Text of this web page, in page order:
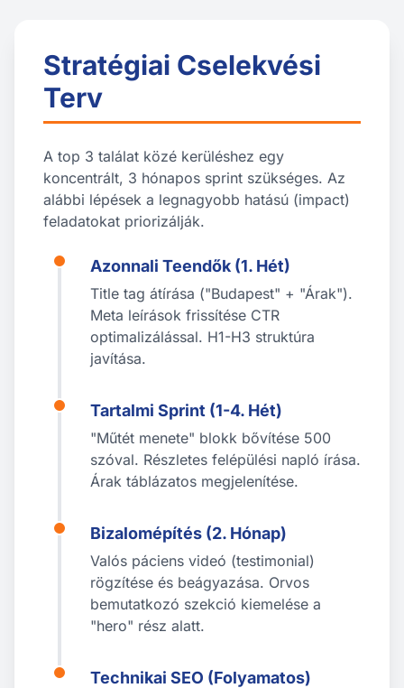
Stratégiai Cselekvési
Terv
A top 3 találat közé kerüléshez egy
koncentrált, 3 hónapos sprint szükséges. Az
alábbi lépések a legnagyobb hatású (impact)
feladatokat priorizálják.
Azonnali Teendők (1. Hét)
Title tag átírása ("Budapest" + "Árak").
Meta leírások frissítése CTR
optimalizálással. H1-H3 struktúra
javítása.
Tartalmi Sprint (1-4. Hét)
"Műtét menete" blokk bővítése 500
szóval. Részletes felépülési napló írása.
Árak táblázatos megjelenítése.
Bizalomépítés (2. Hónap)
Valós páciens videó (testimonial)
rögzítése és beágyazása. Orvos
bemutatkozó szekció kiemelése a
"hero" rész alatt.
Technikai SEO (Folyamatos)